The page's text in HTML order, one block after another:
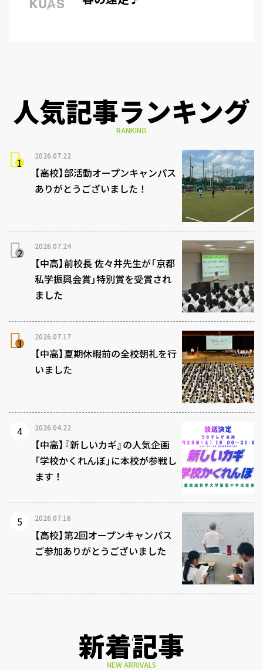
人気記事ランキング
RANKING
2026.07.22
【高校】部活動オープンキャンパス
ありがとうございました！
2026.07.24
【中高】前校長 佐々井先生が「京都
私学振興会賞」特別賞を受賞され
ました
2026.07.17
【中高】夏期休暇前の全校朝礼を行
いました
2026.04.22
【中高】『新しいカギ』の人気企画
「学校かくれんぼ」に本校が参戦し
ます！
2026.07.16
【高校】第2回オープンキャンパス
ご参加ありがとうございました
新着記事
NEW ARRIVALS